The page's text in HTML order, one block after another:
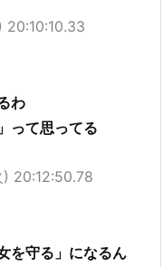
わ
って思ってる
20:12:50.78
を守る」になるん